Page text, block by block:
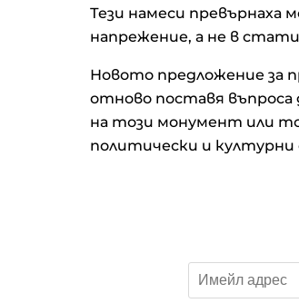
Тези намеси превърнаха
напрежение, а не в
Новото предложение за
отново поставя
на този монумент или
политически и